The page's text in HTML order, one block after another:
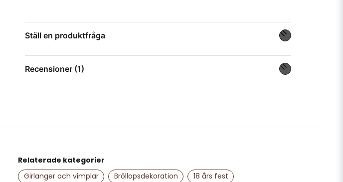
Ställ en produktfråga
Fråga oss något om denna produkten...
Ja, ni får publicera min fråga
Recensioner (1)
Relaterade kategorier
Girlanger och vimplar
Bröllopsdekoration
18 års fest